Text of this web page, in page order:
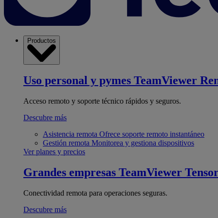
Productos
Uso personal y pymes TeamViewer
Acceso remoto y soporte técnico rápidos y seguros.
Descubre más
Asistencia remota Ofrece soporte remoto instantáneo
Gestión remota Monitorea y gestiona dispositivos
Ver planes y precios
Grandes empresas TeamViewer Tensor
Conectividad remota para operaciones seguras.
Descubre más